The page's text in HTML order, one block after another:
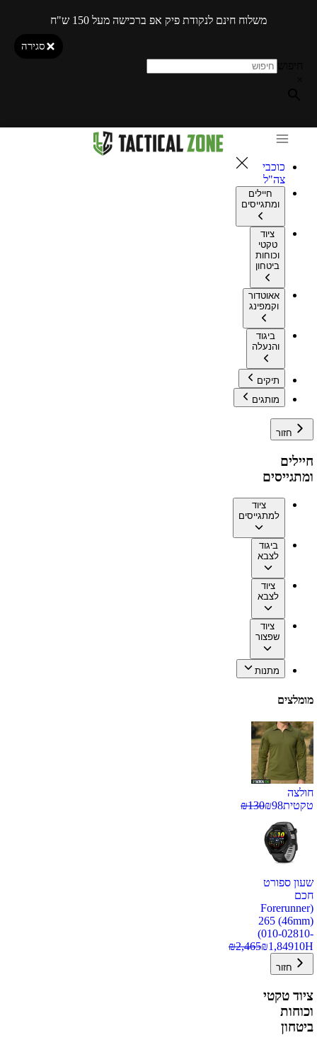
משלוח חינם לנקודת פיק אפ ברכישה מעל 150 ש"ח
סגירה
כוכבי
צה"ל
חיילים
ומתגייסים
ציוד
טקטי
וכוחות
ביטחון
אאוטדור
וקמפינג
ביגוד
והנעלה
תיקים
מותגים
חזור
חיילים
ומתגייסים
ציוד
למתגייסים
ביגוד
לצבא
ציוד
לצבא
ציוד
שפצור
מתנות
מומלצים
חולצה
טקטית
₪98
₪130
שעון ספורט
חכם
(Forerunner
265 (46mm)
(010-02810-
10H
₪1,849
₪2,465
חזור
ציוד טקטי
וכוחות
ביטחון